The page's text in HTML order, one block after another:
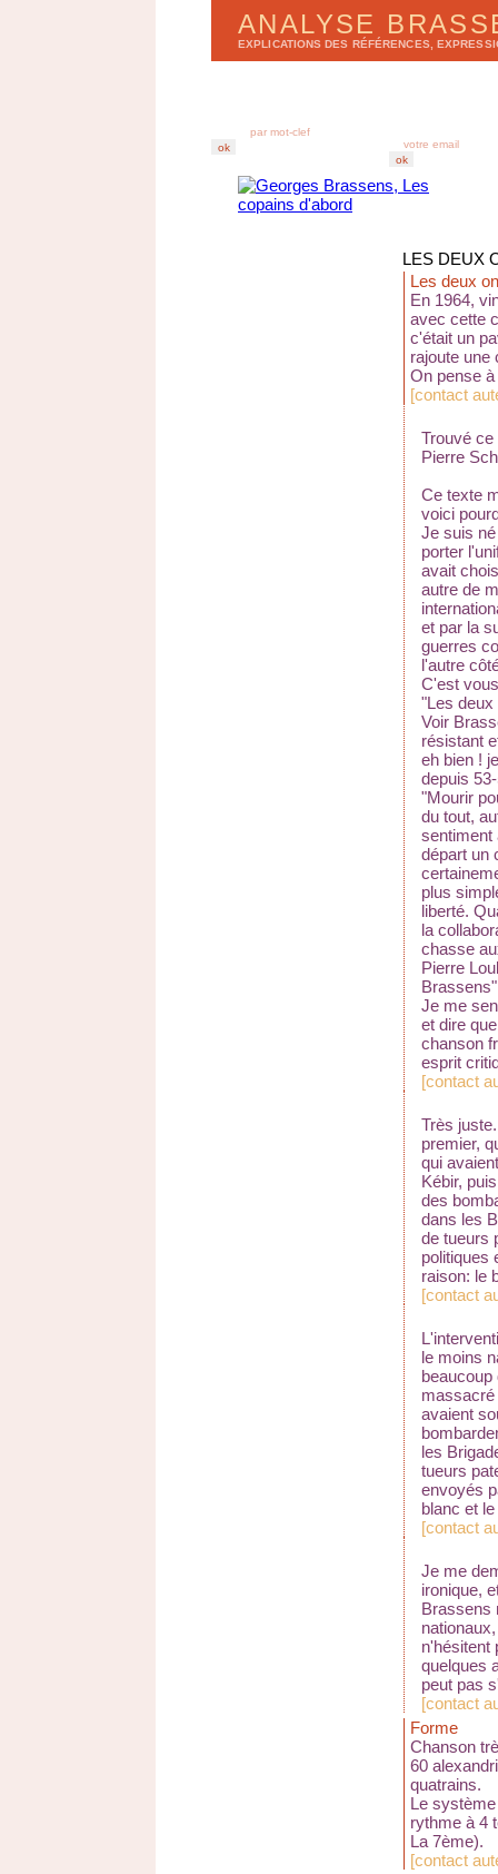
ANALYSE
EXPLICATIONS DES RÉFÉRENCES,
LES DEUX
Les deux
En 1964,
avec cette
c'était un
rajoute
On pense
[contact
Trouvé ce
Pierre
Ce texte
voici
Je suis
porter
avait
autre de
et par la
guerres
l'autre
C'est
"Les deux
Voir
résistant
eh bien !
depuis
"Mourir
du tout,
sentiment
départ un
plus
liberté.
la
chasse
Pierre
Je me
et dire
chanson
esprit
[contact
Très
premier,
qui
Kébir,
des
dans les
de tueurs
politiques
raison: le
[contact
le moins
beaucoup
massacré
avaient
les
tueurs
envoyés
blanc et
[contact
Je me
ironique,
Brassens
n'hésitent
quelques
peut pas
[contact
Forme
Chanson
60
quatrains.
Le
rythme à 4
La 7ème).
[contact